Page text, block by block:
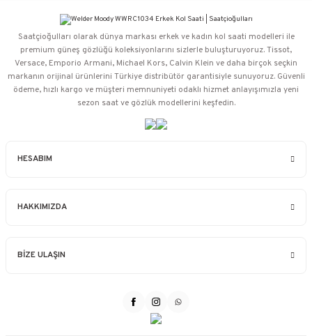
HESABIM
HAKKIMIZDA
BİZE ULAŞIN
Saatçioğulları⁠ olarak dünya markası erkek ve kadın kol saati modelleri ile
premium güneş gözlüğü koleksiyonlarını sizlerle buluşturuyoruz. Tissot,
Versace, Emporio Armani, Michael Kors, Calvin Klein ve daha birçok seçkin
markanın orijinal ürünlerini Türkiye distribütör garantisiyle sunuyoruz. Güvenli
ödeme, hızlı kargo ve müşteri memnuniyeti odaklı hizmet anlayışımızla yeni
sezon saat ve gözlük modellerini keşfedin.